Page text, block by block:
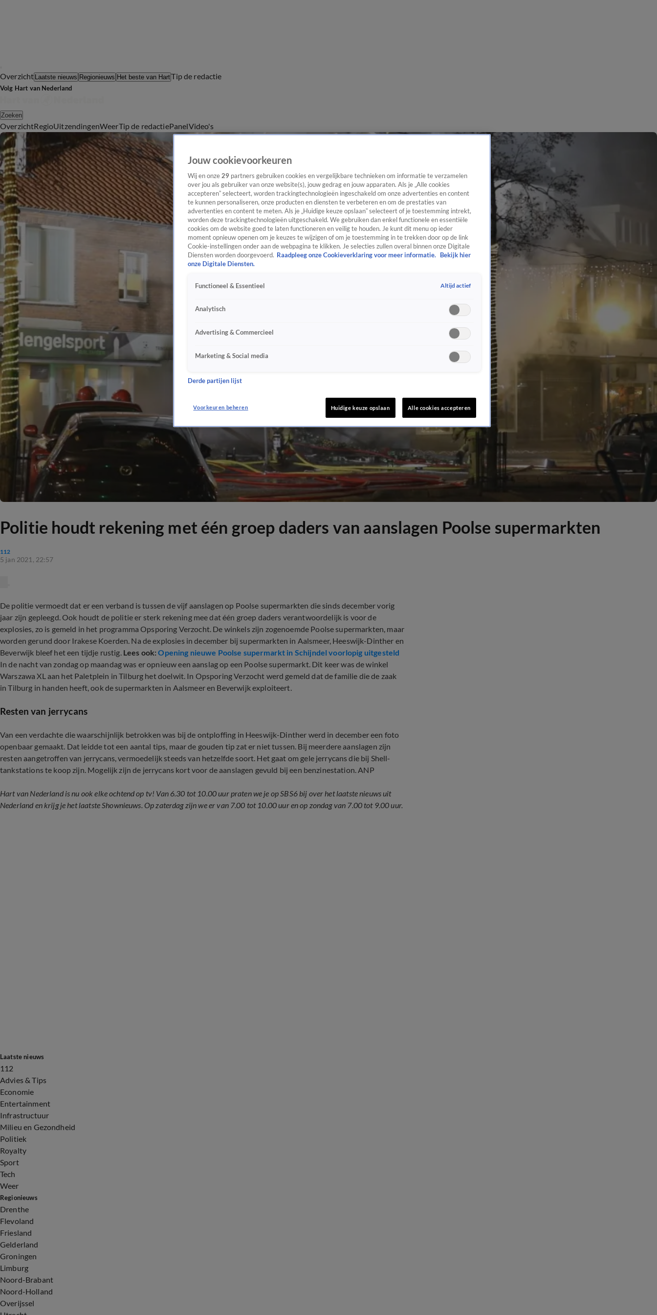
Overzicht Laatste nieuws Regionieuws Het beste van HartTip de redactie
Volg Hart van Nederland
Zoeken
OverzichtRegioUitzendingenWeerTip de redactiePanelVideo's
Politie houdt rekening met één groep daders van aanslagen Poolse supermarkten
112
5 jan 2021, 22:57
De politie vermoedt dat er een verband is tussen de vijf aanslagen op Poolse supermarkten die sinds december vorig
jaar zijn gepleegd. Ook houdt de politie er sterk rekening mee dat één groep daders verantwoordelijk is voor de
explosies, zo is gemeld in het programma Opsporing Verzocht. De winkels zijn zogenoemde Poolse supermarkten, maar
worden gerund door Irakese Koerden. Na de explosies in december bij supermarkten in Aalsmeer, Heeswijk-Dinther en
Beverwijk bleef het een tijdje rustig. Lees ook:Opening nieuwe Poolse supermarkt in Schijndel voorlopig uitgesteld
In de nacht van zondag op maandag was er opnieuw een aanslag op een Poolse supermarkt. Dit keer was de winkel
Warszawa XL aan het Paletplein in Tilburg het doelwit. In Opsporing Verzocht werd gemeld dat de familie die de zaak
in Tilburg in handen heeft, ook de supermarkten in Aalsmeer en Beverwijk exploiteert.
Resten van jerrycans
Van een verdachte die waarschijnlijk betrokken was bij de ontploffing in Heeswijk-Dinther werd in december een foto
openbaar gemaakt. Dat leidde tot een aantal tips, maar de gouden tip zat er niet tussen. Bij meerdere aanslagen zijn
resten aangetroffen van jerrycans, vermoedelijk steeds van hetzelfde soort. Het gaat om gele jerrycans die bij Shell-
tankstations te koop zijn. Mogelijk zijn de jerrycans kort voor de aanslagen gevuld bij een benzinestation. ANP
Hart van Nederland is nu ook elke ochtend op tv! Van 6.30 tot 10.00 uur praten we je op SBS6 bij over het laatste nieuws uit
Nederland en krijg je het laatste Shownieuws. Op zaterdag zijn we er van 7.00 tot 10.00 uur en op zondag van 7.00 tot 9.00 uur.
Laatste nieuws
112
Advies & Tips
Economie
Entertainment
Infrastructuur
Milieu en Gezondheid
Politiek
Royalty
Sport
Tech
Weer
Regionieuws
Drenthe
Flevoland
Friesland
Gelderland
Groningen
Limburg
Noord-Brabant
Noord-Holland
Overijssel
Jouw cookievoorkeuren
Wij en onze 29 partners gebruiken cookies en vergelijkbare technieken om informatie te verzamelen
over jou als gebruiker van onze website(s), jouw gedrag en jouw apparaten. Als je „Alle cookies
accepteren” selecteert, worden trackingtechnologieën ingeschakeld om onze advertenties en content
te kunnen personaliseren, onze producten en diensten te verbeteren en om de prestaties van
advertenties en content te meten. Als je „Huidige keuze opslaan” selecteert of je toestemming intrekt,
worden deze trackingtechnologieën uitgeschakeld. We gebruiken dan enkel functionele en essentiële
cookies om de website goed te laten functioneren en veilig te houden. Je kunt dit menu op ieder
moment opnieuw openen om je keuzes te wijzigen of om je toestemming in te trekken door op de link
Cookie-instellingen onder aan de webpagina te klikken. Je selecties zullen overal binnen onze Digitale
Diensten worden doorgevoerd. Raadpleeg onze Cookieverklaring voor meer informatie.
Bekijk hier
onze Digitale Diensten.
Functioneel & Essentieel Altijd actief
Analytisch
Advertising & Commercieel
Marketing & Social media
Derde partijen lijst
Voorkeuren beheren Huidige keuze opslaan Alle cookies accepteren